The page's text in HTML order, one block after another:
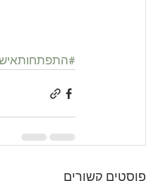
פוסטים קשורים